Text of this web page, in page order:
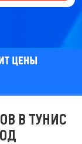
В ТУНИС